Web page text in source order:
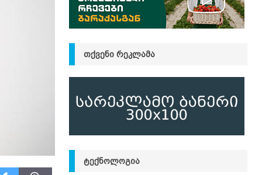
ᲗᲥᲕᲔᲜᲘ ᲠᲔᲙᲚᲐᲛᲐ
ᲢᲔᲥᲜᲝᲚᲝᲒᲘᲐ